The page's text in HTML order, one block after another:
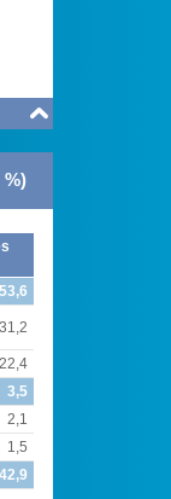

%)
53,6
31,2
22,4
3,5
2,1
1,5
42,9